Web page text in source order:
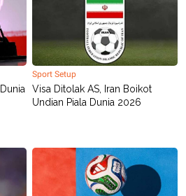
Sport Setup
Visa Ditolak AS, Iran Boikot
Undian Piala Dunia 2026